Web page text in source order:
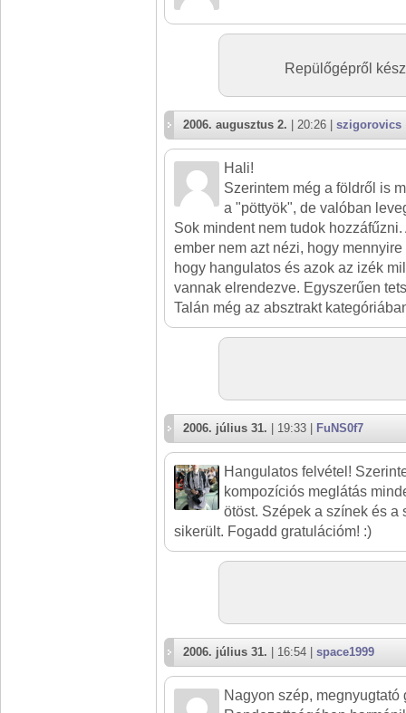
Repülőgépről
2006. augusztus 2. | 20:26 | szigorovics
Hali!
Szerintem még a földről is
a "pöttyök", de valóban
Sok mindent nem tudok
ember nem azt nézi, hogy
hogy hangulatos és azok az izék
vannak elrendezve. Egyszerűen
Talán még az absztrakt
2006. július 31. | 19:33 | FuNS0f7
Hangulatos felvétel!
kompozíciós meglátás
ötöst. Szépek a színek és a
sikerült. Fogadd gratulációm! :)
2006. július 31. | 16:54 | space1999
Nagyon szép, megnyugtató